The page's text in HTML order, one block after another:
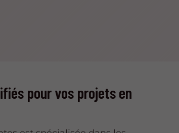
pour vos projets en